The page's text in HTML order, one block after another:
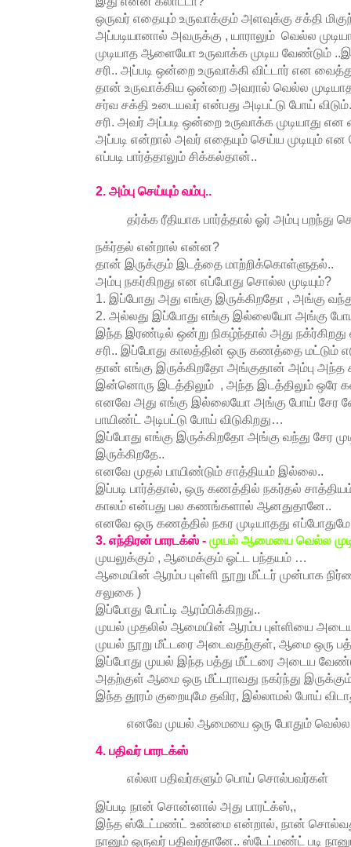
ஒருவர் எதையும் உருவாக்கும் அளவுக்கு சக்தி
அப்படியானால் அவருக்கு , யாராலும் வெல்ல
முடியாத ஆளையோ உருவாக்க முடிய வேண்டும்
சரி.. அப்படி ஒன்றை உருவாக்கி விட்டார் என
தான் உருவாக்கிய ஒன்றை அவரால் வெல்ல
சர்வ சக்தி உடையவர் என்பது அடிபட்டு போய்
சரி. அவர் அப்படி ஒன்றை உருவாக்க
அப்படி என்றால் அவர் எதையும் செய்ய முடியும்
எப்படி பார்த்தாலும் சிக்கல்தான்..
2. அம்பு செய்யும் வம்பு..
தர்க்க ரீதியாக பார்த்தால் ஓர் அம்பு
நக்ர்தல் என்றால் என்ன?
தான் இருக்கும் இடத்தை மாற்றிக்கொள்ளுதல்..
அம்பு நகர்கிறது என எப்போது சொல்ல முடியும்?
1. இப்போது அது எங்கு இருக்கிறதோ , அங்கு
2. அல்லது இப்போது எங்கு இல்லையோ அங்கு
இந்த இரண்டில் ஒன்று நிகழ்ந்தால் அது
சரி.. இப்போது காலத்தின் ஒரு கணத்தை மட்டும்
தான் எங்கு இருக்கிறதோ அங்குதான் அம்பு
இன்னொரு இடத்திலும் , அந்த இடத்திலும் ஒரே
எனவே அது எங்கு இல்லையோ அங்கு போய் சேர
பாயிண்ட் அடிபட்டு போய் விடுகிறது…
இப்போது எங்கு இருக்கிறதோ அங்கு வந்து சேர
இருக்கிறதே..
எனவே முதல் பாயிண்டும் சாத்தியம் இல்லை..
இப்படி பார்த்தால், ஒரு கணத்தில் நகர்தல்
காலம் என்பது பல கணங்களால் ஆனதுதானே..
எனவே ஒரு கணத்தில் நகர முடியாதது எப்போதுமே
3. எந்திரன் பாரடக்ஸ் - முயல் ஆமையை வெல்ல
முயலுக்கும் , ஆமைக்கும் ஓட்ட பந்தயம் …
ஆமையின் ஆரம்ப புள்ளி நூறு மீட்டர் முன்பாக
சலுகை )
இப்போது போட்டி ஆரம்பிக்கிறது..
முயல் முதலில் ஆமையின் ஆரம்ப புள்ளியை
முயல் நூறு மீட்டரை அடைவதற்குள், ஆமை ஒரு
இப்போது முயல் இந்த பத்து மீட்டரை அடைய
அதற்குள் ஆமை ஒரு மீட்டராவது நகர்ந்து
இந்த தூரம் குறையுமே தவிர, இல்லாமல் போய்
எனவே முயல் ஆமையை ஒரு போதும் வெல்ல
4. பதிவர் பாரடக்ஸ்
எல்லா பதிவர்களும் பொய் சொல்பவர்கள்
இப்படி நான் சொன்னால் அது பாரட்க்ஸ்,,
இந்த ஸ்டேட்மண்ட் உண்மை என்றால், நான்
நானும் ஒருவர் பதிவர்தானே.. ஸ்டேட்மண்ட் படி